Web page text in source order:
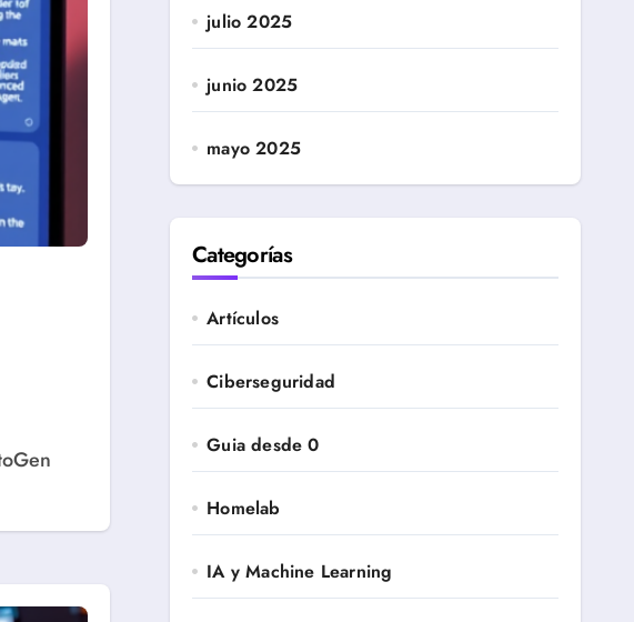
julio 2025
junio 2025
mayo 2025
Categorías
Artículos
Ciberseguridad
Guia desde 0
Homelab
IA y Machine Learning